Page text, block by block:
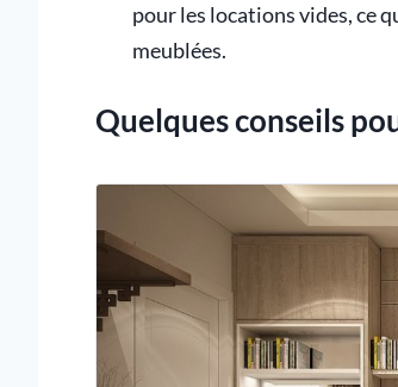
pour les locations vides, ce
meublées.
Quelques conseils